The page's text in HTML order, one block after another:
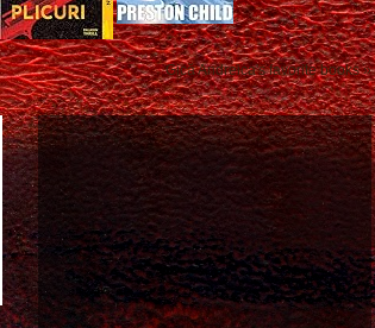
Gică Andreica's favorite books »